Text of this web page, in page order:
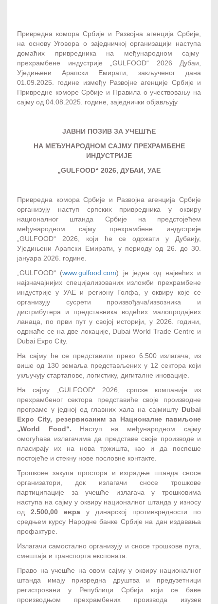
Привредна комора Србије и Развојна агенција Србије,
на основу Уговора о заједничкој организацији наступа
домаћих привредника на међународном сајму
прехрамбене индустрије „GULFOOD“ 2026 Дубаи,
Уједињени Арапски Емирати, закљученог дана
01.09.2025. године између Развојне агенције Србије и
Привредне коморе Србије и Правила о учествовању на
сајму од 04.08.2025. године, заједнички објављују
ЈАВНИ ПОЗИВ ЗА УЧЕШЋЕ
НА МЕЂУНАРОДНОМ САЈМУ ПРЕХРАМБЕНЕ
ИНДУСТРИЈЕ
„GULFOOD“ 2026, ДУБАИ, УАЕ
Привредна комора Србије и Развојна агенција Србије
организују наступ српских привредника у оквиру
националног штанда Србије на предстојећем
међународном сајму прехрамбене индустрије
„GULFOOD“ 2026, који ће се одржати у Дубаију,
Уједињени Арапски Емирати, у периоду од 26. до 30.
јануара 2026. године.
„GULFOOD“ (www.gulfood.com) је једна од највећих и
најзначајнијих специјализованих изложби прехрамбене
индустрије у УАЕ и региону Голфа, у оквиру које се
организују сусрети произвођача/извозника и
дистрибутера и представника водећих малопродајних
ланаца, по први пут у својој историји, у 2026. години,
одржаће се на две локације, Dubai World Trade Centre и
Dubai Expo City.
На сајму ће се представити преко 6.500 излагача, из
више од 130 земаља представљених у 12 сектора који
укључују стартапове, логистику, дигиталне иновације.
На сајму „GULFOOD“ 2026, српскe компаније из
прехрамбеног сектора представиће своје производне
програме у једној од главних хала на сајмишту Dubai
Expo City, резервисаним за Националне павиљоне
„World Food“. Наступ на међународном сајму
омогућава излагачима да представе своје производе и
пласирају их на нова тржишта, као и да поспеше
постојеће и стекну нове пословне контакте.
Трошкове закупа простора и изградње штанда сносе
организатори, док излагачи сносе трошкове
партиципације за учешће излагача у трошковима
наступа на сајму у оквиру националног штанда у износу
од 2.500,00 евра у динарској противвредности по
средњем курсу Народне банке Србије на дан издавања
профактуре.
Излагачи самостално организују и сносе трошкове пута,
смештаја и транспорта експоната.
Право на учешће на овом сајму у оквиру националног
штанда имају привредна друштва и предузетници
регистровани у Републици Србији који се баве
производњом прехрамбених производа изузев